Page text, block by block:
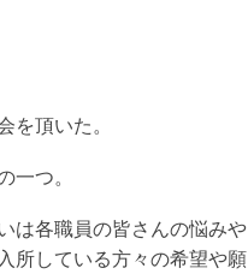
を頂いた。
一つ。
は各職員の皆さんの悩みや
所している方々の希望や願